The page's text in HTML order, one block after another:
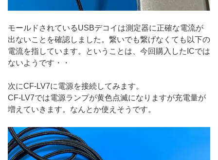
モールドされているUSBデコイは測定器に正確な電流が
出ないことを確認しました。繋いでも繋げなくても以下の
電流を指しています。ということは、今回購入したICでは
ないようです・・
次にCF-LV7に電源を接続してみます。
CF-LV7では電源ランプが黄色点滅になりますが充電量が
増えていきます。なんとか使えそうです。